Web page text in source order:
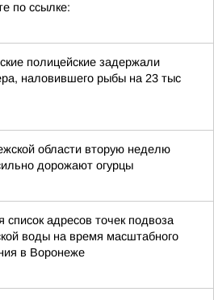
по ссылке:
полицейские задержали
наловившего рыбы на 23 тыс
области вторую неделю
дорожают огурцы
список адресов точек подвоза
воды на время масштабного
в Воронеже